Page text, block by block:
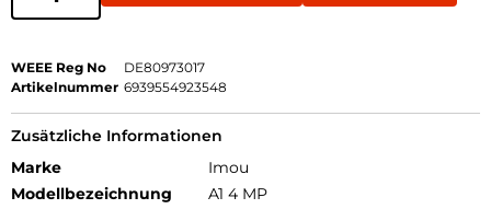
WEEE Reg No
DE80973017
Artikelnummer 6939554923548
Zusätzliche Informationen
Marke
Imou
Modellbezeichnung
A1 4 MP